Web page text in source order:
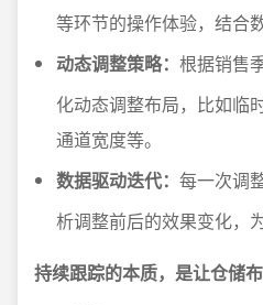
等环节的操作体验，结合
动态调整策略： 根据销售
化动态调整布局，比如临
通道宽度等。
数据驱动迭代： 每一次调
析调整前后的效果变化，
持续跟踪的本质，是让仓储